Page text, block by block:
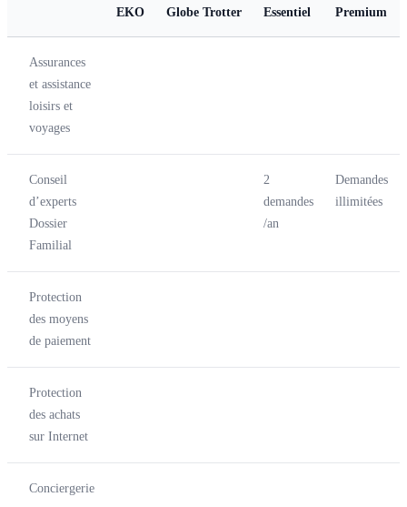
EKO Globe Trotter Essentiel Premium
Assurances
et assistance
loisirs et
voyages
Conseil
d’experts
Dossier
Familial
2
demandes
/an
Demandes
illimitées
Protection
des moyens
de paiement
Protection
des achats
sur Internet
Conciergerie